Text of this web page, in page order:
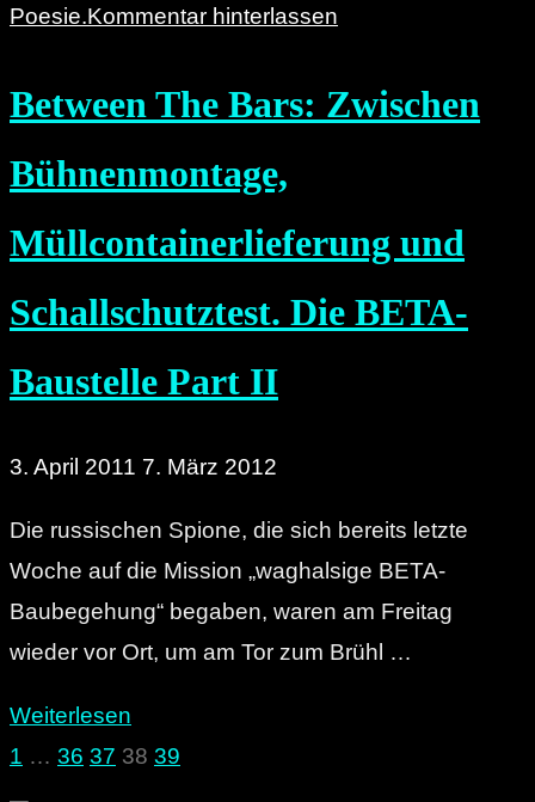
BETA!
III
Die
Poesie.Kommentar hinterlassen
Between The Bars: Zwischen
Bühnenmontage,
Müllcontainerlieferung und
Schallschutztest. Die BETA-
Baustelle Part II
3. April 2011 7. März 2012
Die russischen Spione, die sich bereits letzte
Woche auf die Mission „waghalsige BETA-
Baubegehung“ begaben, waren am Freitag
wieder vor Ort, um am Tor zum Brühl …
Weiterlesen
The
Seitennummerierung
1 … 36 37 38 39